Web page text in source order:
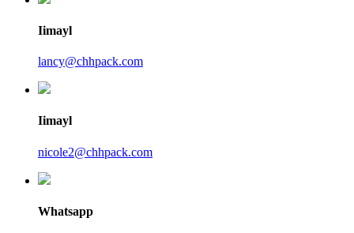
Iimayl
lancy@chhpack.com
Iimayl
nicole2@chhpack.com
Whatsapp